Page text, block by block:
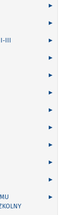
I-III